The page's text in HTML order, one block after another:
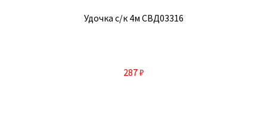
Удочка с/к 4м СВД03316
287₽